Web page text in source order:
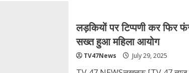
और
एम
युवा
कॉन्क्लेव-
एक्सपो-2025
का
लड़कियों पर टिप्पणी कर फिर
सख्त हुआ महिला आयोग
TV47News July 29, 2025